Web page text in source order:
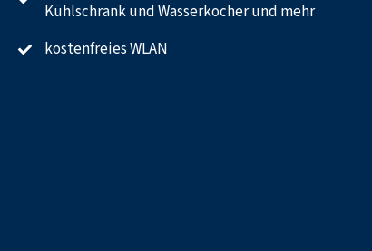
Kühlschrank und Wasserkocher und mehr
kostenfreies WLAN